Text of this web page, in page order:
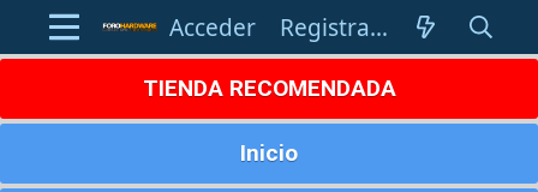
Acceder Registrarse
TIENDA RECOMENDADA
Inicio